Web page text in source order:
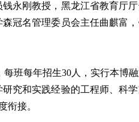
永刚教授，黑龙江省教育厅厅
冠名管理委员会主任曲麒富
班每年招生30人，实行本博
究和实践经验的工程师、科
衔接。